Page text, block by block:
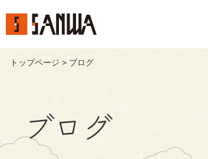
トップページ > ブログ
ブログ